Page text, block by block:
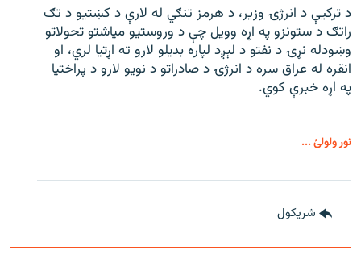
د ترکیې د انرژۍ وزیر، د هرمز تنګي له لارې د کښتیو د تګ
راتګ د ستونزو په اړه وویل چې د وروستیو میاشتو تحولاتو
وښودله نړۍ د نفتو د لېږد لپاره بدیلو لارو ته اړتیا لري، او
انقره له عراق سره د انرژۍ د صادراتو د نویو لارو د پراختیا
په اړه خبرې کوي.
نور ولولئ ...
شريکول